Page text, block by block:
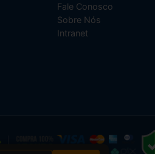
Fale Conosco
Sobre Nós
Intranet